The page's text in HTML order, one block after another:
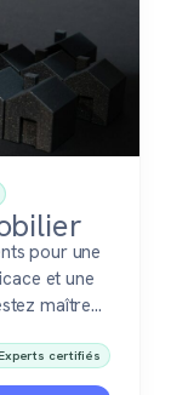
pour une
et une
maître
certifiés